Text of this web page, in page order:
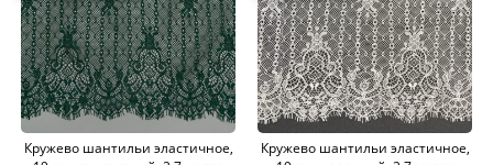
Кружево шантильи эластичное,
Кружево шантильи эластичное,